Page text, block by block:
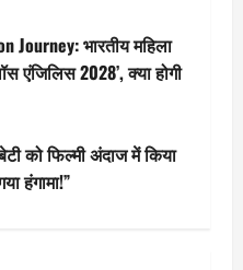
Journey: भारतीय महिला
एंजिलिस 2028’, क्या होगी
को फिल्मी अंदाज में किया
हंगामा!”